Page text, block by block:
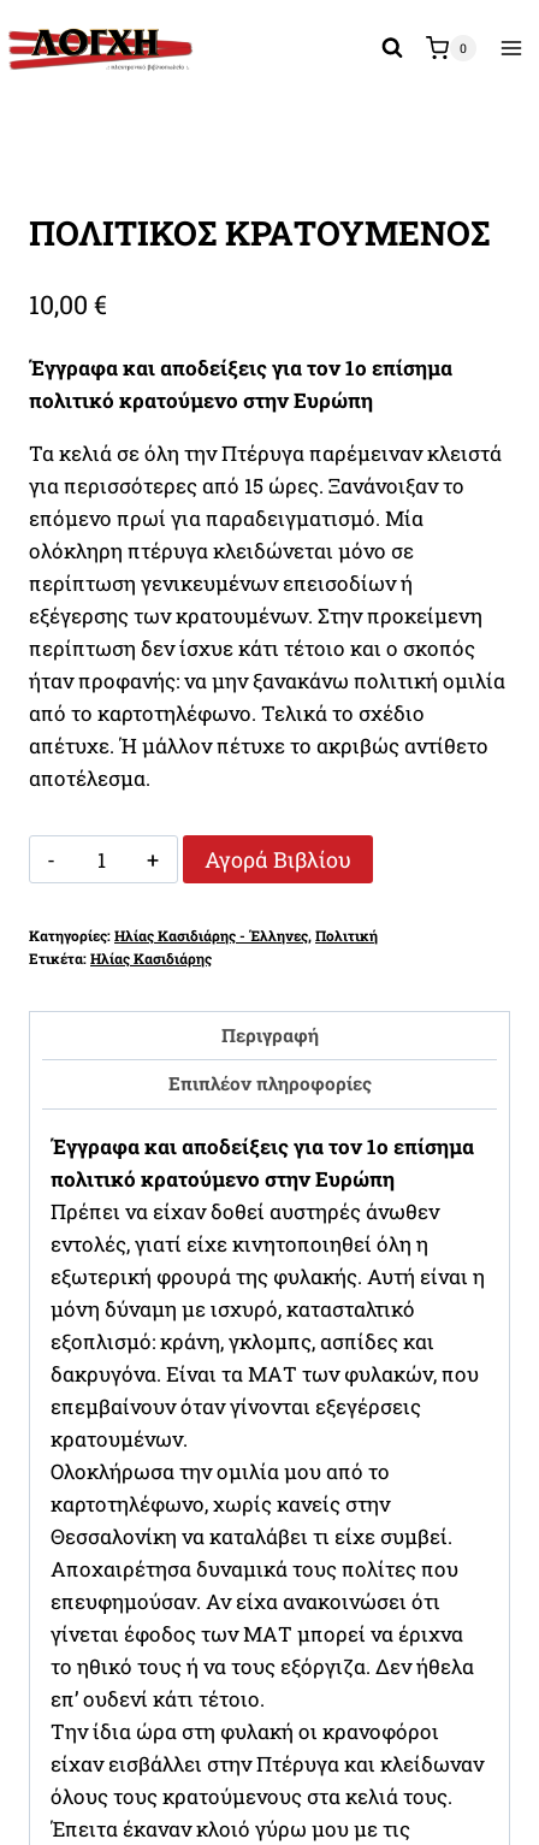
to
0
ΠΟΛΙΤΙΚΟΣ ΚΡΑΤΟΥΜΕΝΟΣ
10,00 €
Έγγραφα και αποδείξεις για τον 1ο επίσημα
πολιτικό κρατούμενο στην Ευρώπη
Τα κελιά σε όλη την Πτέρυγα παρέμειναν κλειστά
για περισσότερες από 15 ώρες. Ξανάνοιξαν το
επόμενο πρωί για παραδειγματισμό. Μία
ολόκληρη πτέρυγα κλειδώνεται μόνο σε
περίπτωση γενικευμένων επεισοδίων ή
εξέγερσης των κρατουμένων. Στην προκείμενη
περίπτωση δεν ίσχυε κάτι τέτοιο και ο σκοπός
ήταν προφανής: να μην ξανακάνω πολιτική ομιλία
από το καρτοτηλέφωνο. Τελικά το σχέδιο
απέτυχε. Ή μάλλον πέτυχε το ακριβώς αντίθετο
αποτέλεσμα.
ΠΟΛΙΤΙΚΟΣ
ΚΡΑΤΟΥΜΕΝΟΣ
Αγορά Βιβλίου
Κατηγορίες: Ηλίας Κασιδιάρης - Έλληνες, Πολιτική
Ετικέτα: Ηλίας Κασιδιάρης
Περιγραφή
Επιπλέον πληροφορίες
Έγγραφα και αποδείξεις για τον 1ο επίσημα
πολιτικό κρατούμενο στην Ευρώπη
Πρέπει να είχαν δοθεί αυστηρές άνωθεν
εντολές, γιατί είχε κινητοποιηθεί όλη η
εξωτερική φρουρά της φυλακής. Αυτή είναι η
μόνη δύναμη με ισχυρό, κατασταλτικό
εξοπλισμό: κράνη, γκλομπς, ασπίδες και
δακρυγόνα. Είναι τα ΜΑΤ των φυλακών, που
επεμβαίνουν όταν γίνονται εξεγέρσεις
κρατουμένων.
Ολοκλήρωσα την ομιλία μου από το
καρτοτηλέφωνο, χωρίς κανείς στην
Θεσσαλονίκη να καταλάβει τι είχε συμβεί.
Αποχαιρέτησα δυναμικά τους πολίτες που
επευφημούσαν. Αν είχα ανακοινώσει ότι
γίνεται έφοδος των ΜΑΤ μπορεί να έριχνα
το ηθικό τους ή να τους εξόργιζα. Δεν ήθελα
επ’ ουδενί κάτι τέτοιο.
Την ίδια ώρα στη φυλακή οι κρανοφόροι
είχαν εισβάλλει στην Πτέρυγα και κλείδωναν
όλους τους κρατούμενους στα κελιά τους.
Έπειτα έκαναν κλοιό γύρω μου με τις